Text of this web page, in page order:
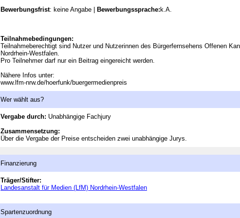
Bewerbungsfrist: keine Angabe | Bewerbungssprache: k.A.
Teilnahmebedingungen:
Teilnahmeberechtigt sind Nutzer und Nutzerinnen des Bürgerfernsehens Offenen
Nordrhein-Westfalen.
Pro Teilnehmer darf nur ein Beitrag eingereicht werden.
Nähere Infos unter:
www.lfm-nrw.de/hoerfunk/buergermedienpreis
Wer wählt aus?
Vergabe durch: Unabhängige Fachjury
Zusammensetzung:
Über die Vergabe der Preise entscheiden zwei unabhängige Jurys.
Finanzierung
Träger/Stifter:
Landesanstalt für Medien (LfM) Nordrhein-Westfalen
Spartenzuordnung